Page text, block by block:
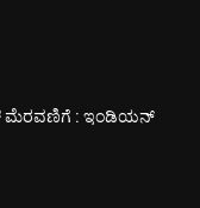
ಮೆರವಣಿಗೆ : ಇಂಡಿಯನ್